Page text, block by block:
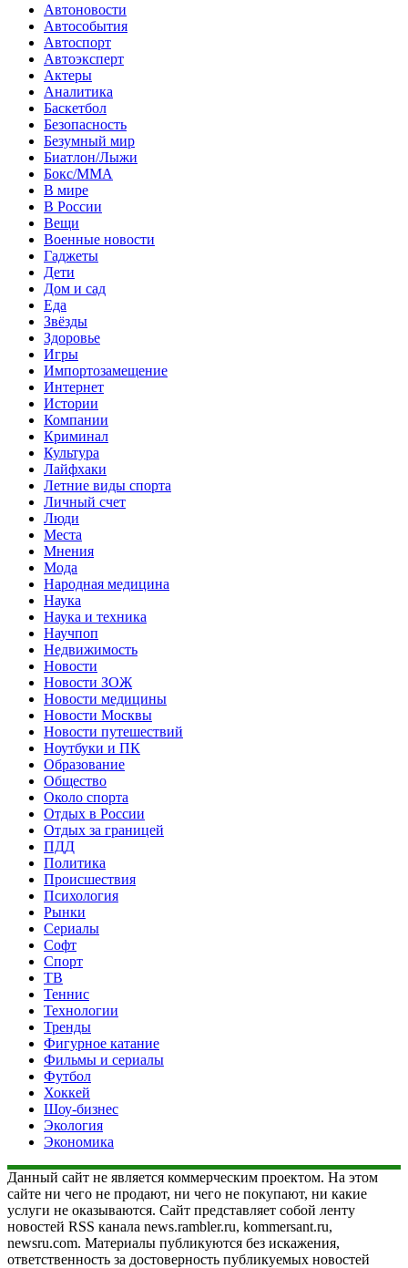
Автоновости
Автособытия
Автоспорт
Автоэксперт
Актеры
Аналитика
Баскетбол
Безопасность
Безумный мир
Биатлон/Лыжи
Бокс/MMA
В мире
В России
Вещи
Военные новости
Гаджеты
Дети
Дом и сад
Еда
Звёзды
Здоровье
Игры
Импортозамещение
Интернет
Истории
Компании
Криминал
Культура
Лайфхаки
Летние виды спорта
Личный счет
Люди
Места
Мнения
Мода
Народная медицина
Наука
Наука и техника
Научпоп
Недвижимость
Новости
Новости ЗОЖ
Новости медицины
Новости Москвы
Новости путешествий
Ноутбуки и ПК
Образование
Общество
Около спорта
Отдых в России
Отдых за границей
ПДД
Политика
Происшествия
Психология
Рынки
Сериалы
Софт
Спорт
ТВ
Теннис
Технологии
Тренды
Фигурное катание
Фильмы и сериалы
Футбол
Хоккей
Шоу-бизнес
Экология
Экономика
Данный сайт не является коммерческим проектом. На этом
сайте ни чего не продают, ни чего не покупают, ни какие
услуги не оказываются. Сайт представляет собой ленту
новостей RSS канала news.rambler.ru, kommersant.ru,
newsru.com. Материалы публикуются без искажения,
ответственность за достоверность публикуемых новостей